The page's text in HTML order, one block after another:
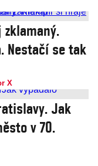
zklamaný.
Nestačí se tak
X
Jak
v 70.